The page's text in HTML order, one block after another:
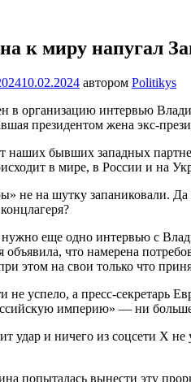
к миру напугал
10.02.2024 автором Politikys
в организацию интервью
президентом жена экс-
наших бывших западных
в мире, в России и на
не на шутку запаниковали.
еще одно интервью с
объявила, что намерена
этом на свои только что
успело, а пресс-секретарь
империю» — ни
удар и ничего из соцсети Х не
попыталась вынести эту